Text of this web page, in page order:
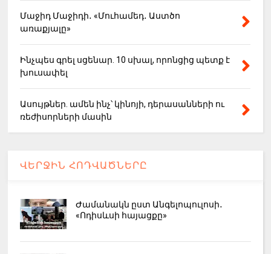
Մաջիդ Մաջիդի․ «Մուհամեդ․ Աստծո
առաքյալը»
Ինչպես գրել սցենար. 10 սխալ, որոնցից պետք է
խուսափել
Ասույթներ. ամեն ինչ՝ կինոյի, դերասանների ու
ռեժիսորների մասին
ՎԵՐՋԻՆ ՀՈԴՎԱԾՆԵՐԸ
Ժամանակն ըստ Անգելոպուլոսի․
«Ոդիսևսի հայացքը»